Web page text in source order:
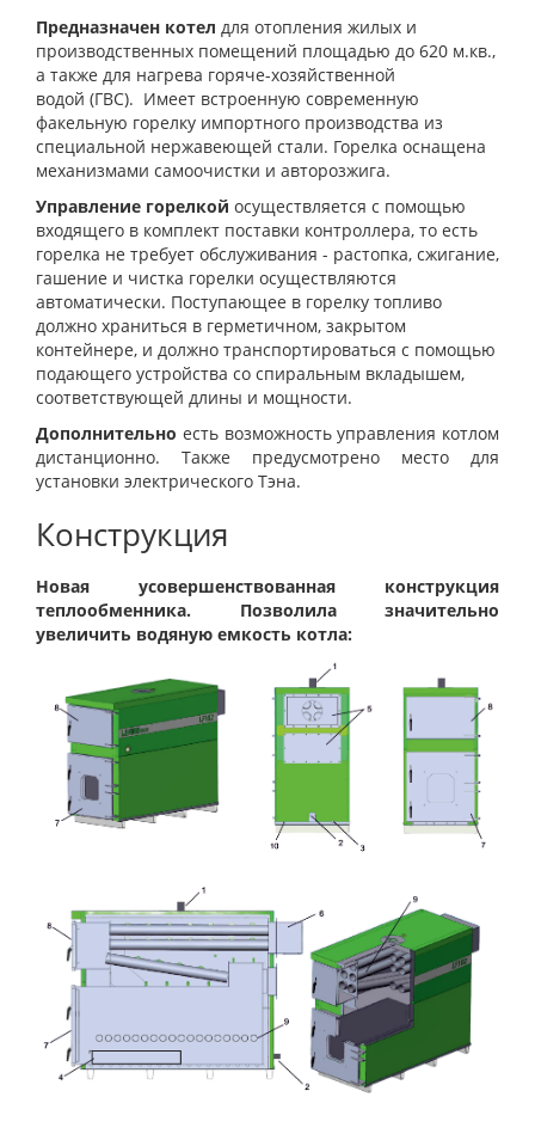
Предназначен котел для отопления жилых и
производственных помещений площадью до 620 м.кв.,
а также для нагрева горяче-хозяйственной
водой (ГВС). Имеет встроенную современную
факельную горелку импортного производства из
специальной нержавеющей стали. Горелка оснащена
механизмами самоочистки и авторозжига.
Управление горелкой осуществляется с помощью
входящего в комплект поставки контроллера, то есть
горелка не требует обслуживания - растопка, сжигание,
гашение и чистка горелки осуществляются
автоматически. Поступающее в горелку топливо
должно храниться в герметичном, закрытом
контейнере, и должно транспортироваться с помощью
подающего устройства со спиральным вкладышем,
соответствующей длины и мощности.
Дополнительно есть возможность управления котлом
дистанционно. Также предусмотрено место для
установки электрического Тэна.
Конструкция
Новая усовершенствованная конструкция
теплообменника. Позволила значительно
увеличить водяную емкость котла: